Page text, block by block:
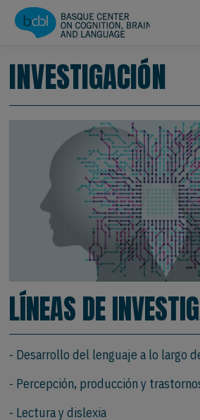
Pasar al contenido principal
INVESTIGACIÓN
LÍNEAS DE
- Desarrollo del lenguaje a lo largo
- Percepción, producción y
- Lectura y dislexia